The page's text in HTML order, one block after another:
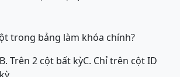
trong bảng làm khóa chính?
B. Trên 2 cột bất kỳC. Chỉ trên cột ID